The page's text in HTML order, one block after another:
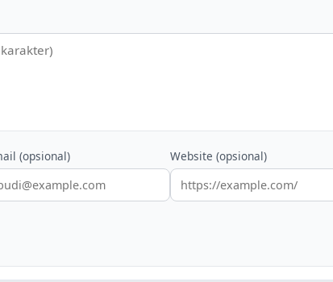
(opsional) Website (opsional)